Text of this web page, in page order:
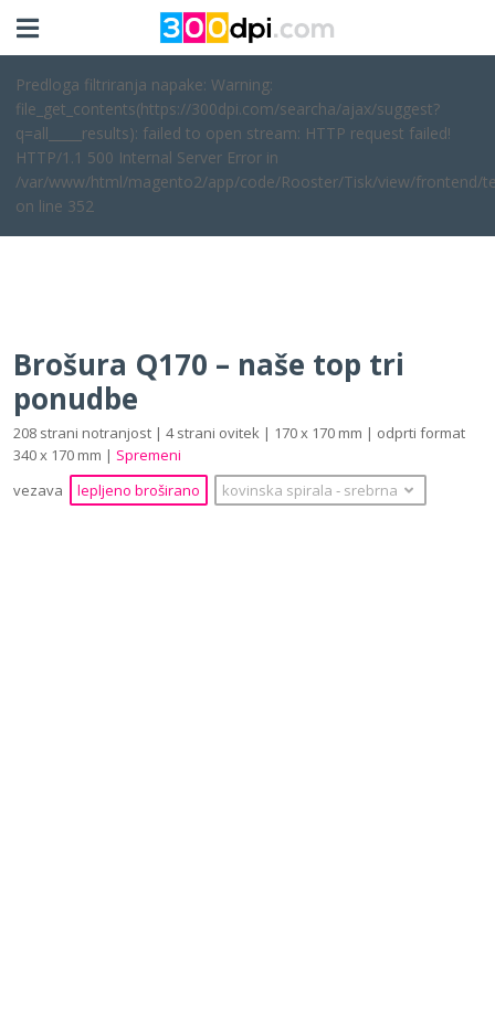
Predloga filtriranja napake: Warning:
file_get_contents(https://300dpi.com/searcha/ajax/suggest?
q=all_____results): failed to open stream: HTTP request failed!
HTTP/1.1 500 Internal Server Error in
/var/www/html/magento2/app/code/Rooster/Tisk/view/frontend/
on line 352
Brošura Q170 – naše top tri
ponudbe
208 strani notranjost | 4 strani ovitek | 170 x 170 mm | odprti format
340 x 170 mm | Spremeni
vezava
lepljeno broširano kovinska spirala ‐ srebrna